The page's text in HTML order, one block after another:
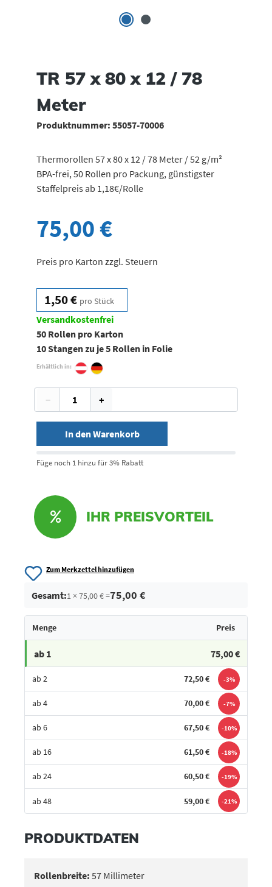
TR 57 x 80 x 12 / 78
Meter
Produktnummer:55057-70006
Thermorollen 57 x 80 x 12 / 78 Meter / 52 g/m²
BPA-frei, 50 Rollen pro Packung, günstigster
Staffelpreis ab 1,18€/Rolle
75,00 €
Preis pro Karton zzgl. Steuern
1,50 € pro Stück
Versandkostenfrei
50 Rollen pro Karton
10 Stangen zu je 5 Rollen in Folie
Erhältlich in:
− +
In den Warenkorb
Füge noch 1 hinzu für 3% Rabatt
IHR PREISVORTEIL
Zum Merkzettel hinzufügen
Gesamt:1 × 75,00 € =75,00 €
Menge Preis
ab 1 75,00 €
ab 2 72,50 € -3%
ab 4 70,00 € -7%
ab 6 67,50 € -10%
ab 16 61,50 € -18%
ab 24 60,50 € -19%
ab 48 59,00 € -21%
Bestes Angebot
PRODUKTDATEN
Rollenbreite: 57 Millimeter